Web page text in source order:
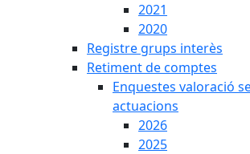
2021
2020
Registre grups interès
Retiment de comptes
Enquestes valoració
actuacions
2026
2025